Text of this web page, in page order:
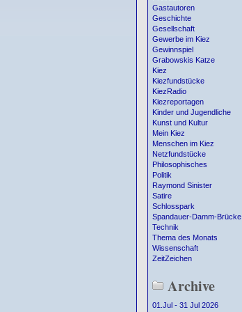
Gastautoren
Geschichte
Gesellschaft
Gewerbe im Kiez
Gewinnspiel
Grabowskis Katze
Kiez
Kiezfundstücke
KiezRadio
Kiezreportagen
Kinder und Jugendliche
Kunst und Kultur
Mein Kiez
Menschen im Kiez
Netzfundstücke
Philosophisches
Politik
Raymond Sinister
Satire
Schlosspark
Spandauer-Damm-Brücke
Technik
Thema des Monats
Wissenschaft
ZeitZeichen
Archive
01.Jul - 31 Jul 2026